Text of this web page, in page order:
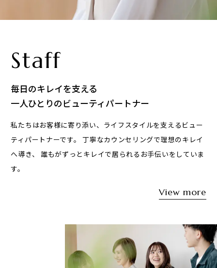
Staff
毎日のキレイを支える
一人ひとりのビューティパートナー
私たちはお客様に寄り添い、ライフスタイルを支えるビュー
ティパートナーです。
丁寧なカウンセリングで理想のキレイ
へ導き、
誰もがずっとキレイで居られるお手伝いをしていま
す。
View more